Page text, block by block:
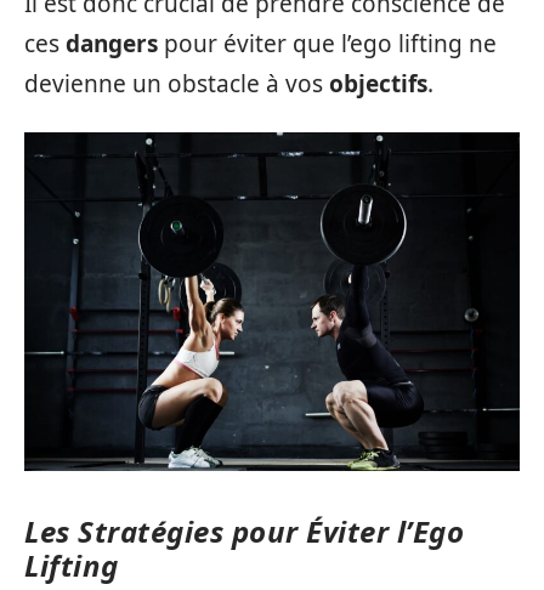
cesdangers pour éviter que l’ego lifting ne
devienne un obstacle à vosobjectifs.
Les Stratégies pour Éviter l’Ego
Lifting